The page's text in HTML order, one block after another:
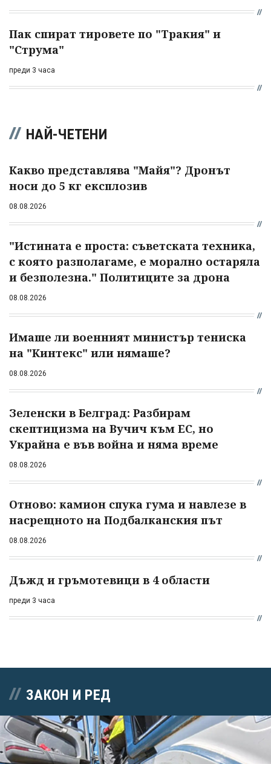
Пак спират тировете по "Тракия" и
"Струма"
преди 3 часа
НАЙ-ЧЕТЕНИ
Какво представлява "Майя"? Дронът
носи до 5 кг експлозив
08.08.2026
"Истината е проста: съветската техника,
с която разполагаме, е морално остаряла
и безполезна." Политиците за дрона
08.08.2026
Имаше ли военният министър тениска
на "Кинтекс" или нямаше?
08.08.2026
Зеленски в Белград: Разбирам
скептицизма на Вучич към ЕС, но
Украйна е във война и няма време
08.08.2026
Отново: камион спука гума и навлезе в
насрещното на Подбалканския път
08.08.2026
Дъжд и гръмотевици в 4 области
преди 3 часа
ЗАКОН И РЕД